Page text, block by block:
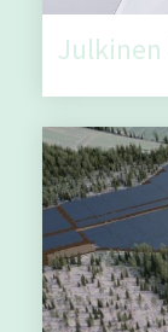
Julkinen